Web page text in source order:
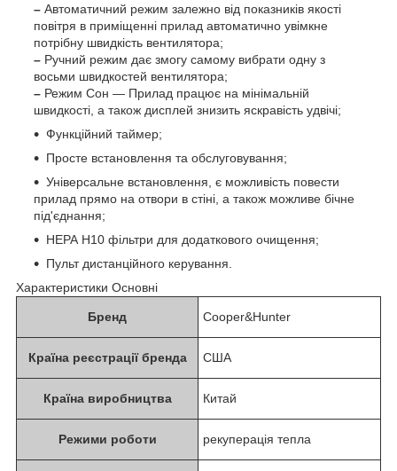
– Автоматичний режим залежно від показників якості
повітря в приміщенні прилад автоматично увімкне
потрібну швидкість вентилятора;
– Ручний режим дає змогу самому вибрати одну з
восьми швидкостей вентилятора;
– Режим Сон — Прилад працює на мінімальній
швидкості, а також дисплей знизить яскравість удвічі;
Функційний таймер;
Просте встановлення та обслуговування;
Універсальне встановлення, є можливість повести
прилад прямо на отвори в стіні, а також можливе бічне
під'єднання;
НЕРА H10 фільтри для додаткового очищення;
Пульт дистанційного керування.
Характеристики Основні
Бренд Cooper&Hunter
Країна реєстрації бренда США
Країна виробництва Китай
Режими роботи рекуперація тепла